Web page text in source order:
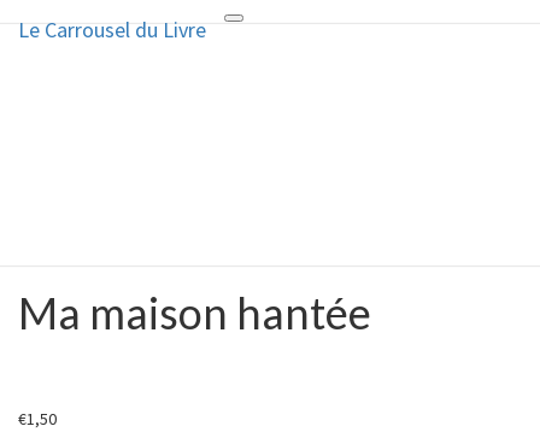
Toggle
Le Carrousel du Livre
Le Carrousel du Livre
Ma
maison
Ma maison hantée
€1,50